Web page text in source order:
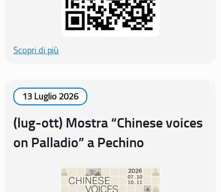
Scopri di più
13 Luglio 2026
(lug-ott) Mostra “Chinese voices
on Palladio” a Pechino